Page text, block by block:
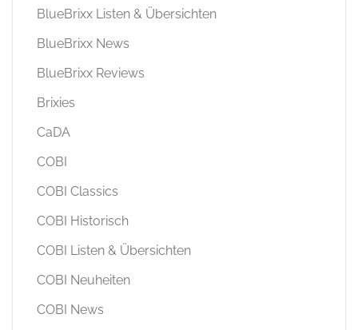
BlueBrixx Listen & Übersichten
BlueBrixx News
BlueBrixx Reviews
Brixies
CaDA
COBI
COBI Classics
COBI Historisch
COBI Listen & Übersichten
COBI Neuheiten
COBI News